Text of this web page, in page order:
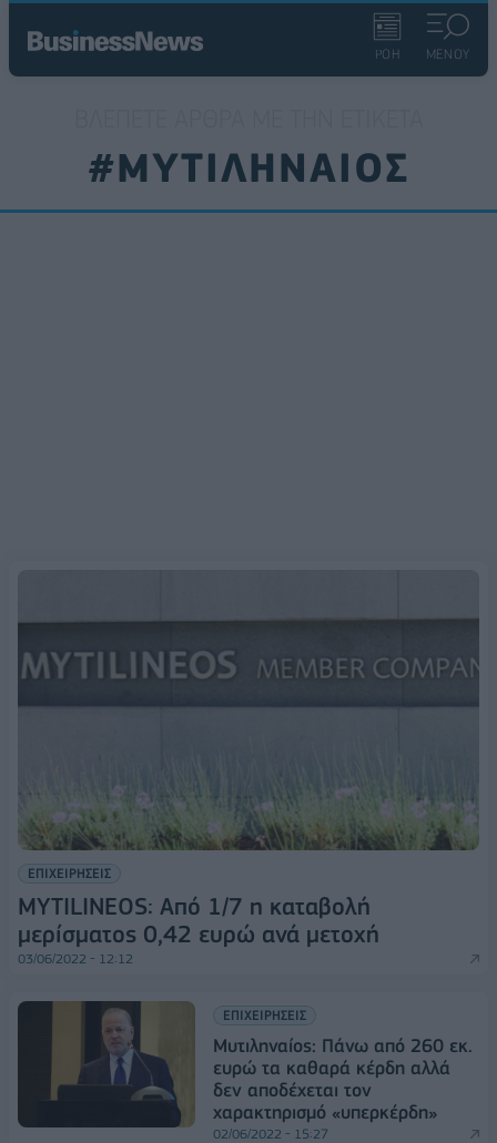
ΡΟΗ ΜΕΝΟΥ
#ΜΥΤΙΛΗΝΑΙΟΣ
ΕΠΙΧΕΙΡΗΣΕΙΣ
MYTILINEOS: Από 1/7 η καταβολή
μερίσματος 0,42 ευρώ ανά μετοχή
03/06/2022 - 12:12
ΕΠΙΧΕΙΡΗΣΕΙΣ
Μυτιληναίος: Πάνω από 260 εκ.
ευρώ τα καθαρά κέρδη αλλά
δεν αποδέχεται τον
χαρακτηρισμό «υπερκέρδη»
02/06/2022 - 15:27